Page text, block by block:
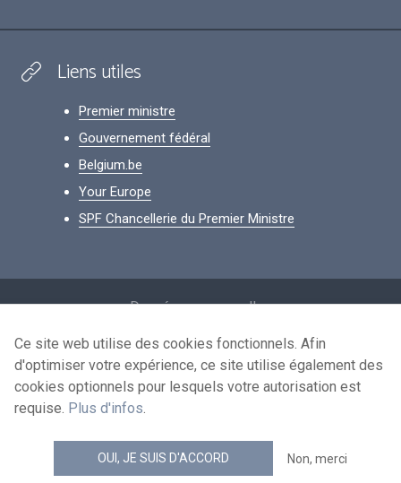
Liens utiles
Premier ministre
Gouvernement fédéral
Belgium.be
Your Europe
SPF Chancellerie du Premier Ministre
Données personnelles
Conditions de réutilisation
Contactez-nous
news.belgium flux RSS
Ce site web utilise des cookies fonctionnels. Afin
d'optimiser votre expérience, ce site utilise également des
cookies optionnels pour lesquels votre autorisation est
requise. Plus d'infos.
OUI, JE SUIS D'ACCORD Non, merci